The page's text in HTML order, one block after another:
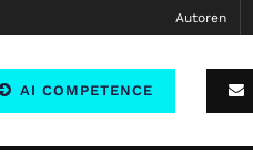
Autoren
AI COMPETENCE